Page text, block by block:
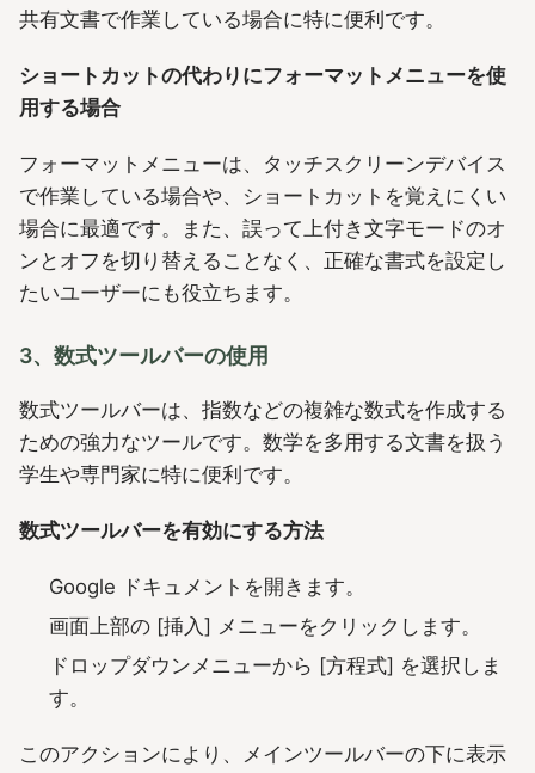
共有文書で作業している場合に特に便利です。
ショートカットの代わりにフォーマットメニューを使
用する場合
フォーマットメニューは、タッチスクリーンデバイス
で作業している場合や、ショートカットを覚えにくい
場合に最適です。また、誤って上付き文字モードのオ
ンとオフを切り替えることなく、正確な書式を設定し
たいユーザーにも役立ちます。
3、数式ツールバーの使用
数式ツールバーは、指数などの複雑な数式を作成する
ための強力なツールです。数学を多用する文書を扱う
学生や専門家に特に便利です。
数式ツールバーを有効にする方法
Google ドキュメントを開きます。
画面上部の [挿入] メニューをクリックします。
ドロップダウンメニューから [方程式] を選択しま
す。
このアクションにより、メインツールバーの下に表示